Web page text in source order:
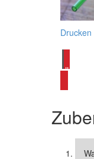
Drucken
alle